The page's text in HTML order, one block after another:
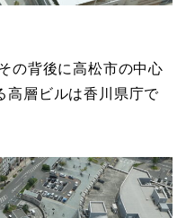
の背後に高松市の中心
高層ビルは香川県庁で